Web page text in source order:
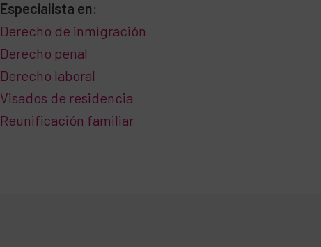
Especialista en:
Derecho de inmigración
Derecho penal
Derecho laboral
Visados ​​de residencia
Reunificación familiar